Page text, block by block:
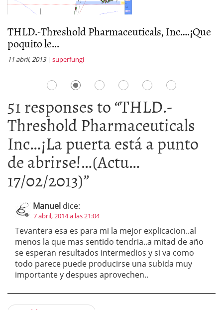
THLD.-Threshold Pharmaceuticals, Inc….¡Que
poquito le...
11 abril, 2013| superfungi
51 responses to “THLD.-
Threshold Pharmaceuticals
Inc…¡La puerta está a punto
de abrirse!…(Actu…
17/02/2013)”
Manuel dice:
7 abril, 2014 a las 21:04
Tevantera esa es para mi la mejor explicacion..al
menos la que mas sentido tendria..a mitad de año
se esperan resultados intermedios y si va como
todo parece puede producirse una subida muy
importante y despues aprovechen..